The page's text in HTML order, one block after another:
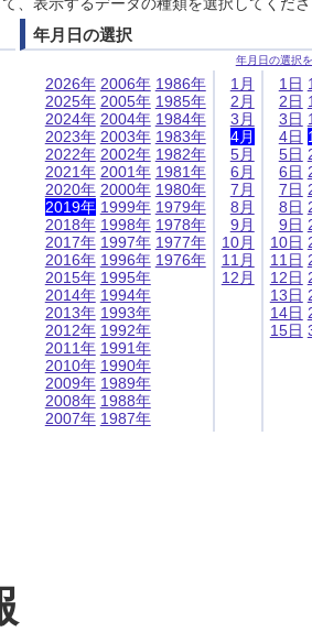
、表示するデータの種類を選択してくだ
年月日の選択
年月日の選択
2026年
2025年
2024年
2023年
2022年
2021年
2020年
2019年
2018年
2017年
2016年
2015年
2014年
2013年
2012年
2011年
2010年
2009年
2008年
2007年
2006年
2005年
2004年
2003年
2002年
2001年
2000年
1999年
1998年
1997年
1996年
1995年
1994年
1993年
1992年
1991年
1990年
1989年
1988年
1987年
1986年
1985年
1984年
1983年
1982年
1981年
1980年
1979年
1978年
1977年
1976年
1月
2月
3月
4月
5月
6月
7月
8月
9月
10月
11月
12月
1日
2日
3日
4日
5日
6日
7日
8日
9日
10日
11日
12日
13日
14日
15日